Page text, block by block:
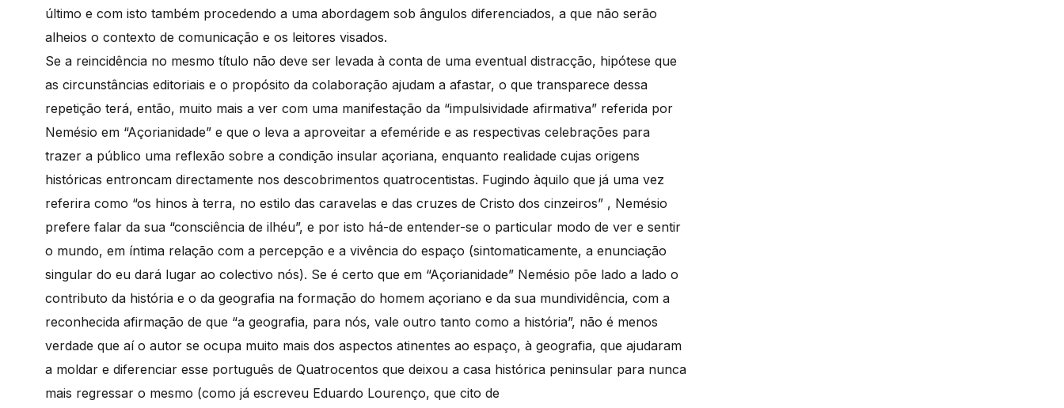
último e com isto também procedendo a uma abordagem sob ângulos diferenciados, a que não serão
alheios o contexto de comunicação e os leitores visados.
Se a reincidência no mesmo título não deve ser levada à conta de uma eventual distracção, hipótese que
as circunstâncias editoriais e o propósito da colaboração ajudam a afastar, o que transparece dessa
repetição terá, então, muito mais a ver com uma manifestação da “impulsividade afirmativa” referida por
Nemésio em “Açorianidade” e que o leva a aproveitar a efeméride e as respectivas celebrações para
trazer a público uma reflexão sobre a condição insular açoriana, enquanto realidade cujas origens
históricas entroncam directamente nos descobrimentos quatrocentistas. Fugindo àquilo que já uma vez
referira como “os hinos à terra, no estilo das caravelas e das cruzes de Cristo dos cinzeiros” , Nemésio
prefere falar da sua “consciência de ilhéu”, e por isto há-de entender-se o particular modo de ver e sentir
o mundo, em íntima relação com a percepção e a vivência do espaço (sintomaticamente, a enunciação
singular do eu dará lugar ao colectivo nós). Se é certo que em “Açorianidade” Nemésio põe lado a lado o
contributo da história e o da geografia na formação do homem açoriano e da sua mundividência, com a
reconhecida afirmação de que “a geografia, para nós, vale outro tanto como a história”, não é menos
verdade que aí o autor se ocupa muito mais dos aspectos atinentes ao espaço, à geografia, que ajudaram
a moldar e diferenciar esse português de Quatrocentos que deixou a casa histórica peninsular para nunca
mais regressar o mesmo (como já escreveu Eduardo Lourenço, que cito de